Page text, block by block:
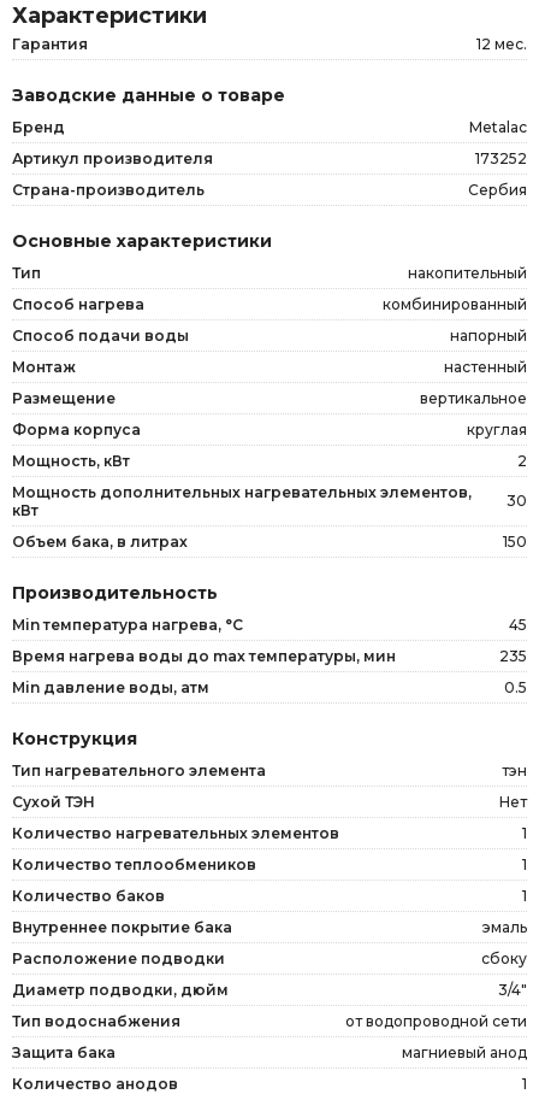
Характеристики
Гарантия 12 мес.
Заводские данные о товаре
Бренд
Metalac
Артикул производителя
173252
Страна-производитель
Сербия
Основные характеристики
Тип
накопительный
Способ нагрева
комбинированный
Способ подачи воды
напорный
Монтаж
настенный
Размещение
вертикальное
Форма корпуса
круглая
Мощность, кВт
2
Мощность дополнительных нагревательных элементов,
кВт
30
Объем бака, в литрах 150
Производительность
Min температура нагрева, °C
45
Время нагрева воды до max температуры, мин
235
Min давление воды, атм
0.5
Конструкция
Тип нагревательного элемента
тэн
Сухой ТЭН
Нет
Количество нагревательных элементов
1
Количество теплообмеников
1
Количество баков
1
Внутреннее покрытие бака
эмаль
Расположение подводки
сбоку
Диаметр подводки, дюйм
3/4"
Тип водоснабжения
от водопроводной сети
Защита бака
магниевый анод
Количество анодов
1